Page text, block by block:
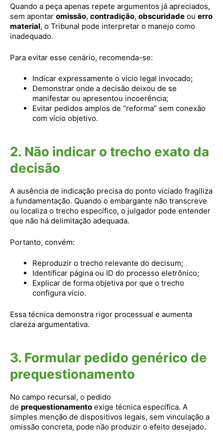
Quando a peça apenas repete argumentos já apreciados,
sem apontar omissão, contradição, obscuridade ou erro
material, o Tribunal pode interpretar o manejo como
inadequado.
Para evitar esse cenário, recomenda-se:
Indicar expressamente o vício legal invocado;
Demonstrar onde a decisão deixou de se
manifestar ou apresentou incoerência;
Evitar pedidos amplos de “reforma” sem conexão
com vício objetivo.
2. Não indicar o trecho exato da
decisão
A ausência de indicação precisa do ponto viciado fragiliza
a fundamentação. Quando o embargante não transcreve
ou localiza o trecho específico, o julgador pode entender
que não há delimitação adequada.
Portanto, convém:
Reproduzir o trecho relevante do decisum;
Identificar página ou ID do processo eletrônico;
Explicar de forma objetiva por que o trecho
configura vício.
Essa técnica demonstra rigor processual e aumenta
clareza argumentativa.
3. Formular pedido genérico de
prequestionamento
No campo recursal, o pedido
de prequestionamento exige técnica específica. A
simples menção de dispositivos legais, sem vinculação a
omissão concreta, pode não produzir o efeito desejado.